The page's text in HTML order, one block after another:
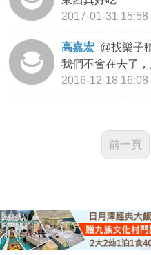
2017-01-31 15:58
高嘉宏 @找樂子
我們不會在去了
2016-12-18 16:08
前一頁